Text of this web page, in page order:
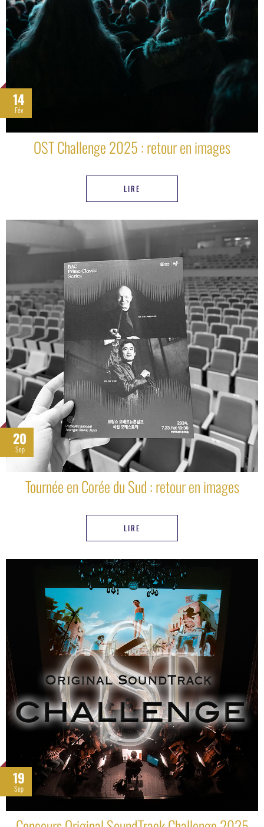
14
Fév
OST Challenge 2025 : retour en images
LIRE
20
Sep
Tournée en Corée du Sud : retour en images
LIRE
19
Sep